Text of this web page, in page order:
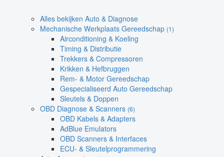
Alles bekijken Auto & Diagnose
Mechanische Werkplaats Gereedschap (1)
Airconditioning & Koeling
Timing & Distributie
Trekkers & Compressoren
Krikken & Hefbruggen
Rem- & Motor Gereedschap
Gespecialiseerd Auto Gereedschap
Sleutels & Doppen
OBD Diagnose & Scanners (6)
OBD Kabels & Adapters
AdBlue Emulators
OBD Scanners & Interfaces
ECU- & Sleutelprogrammering